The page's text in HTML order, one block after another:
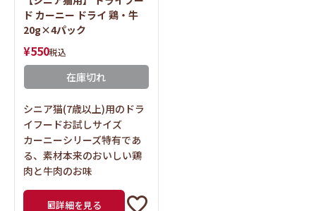
ド カーニー ドライ 鶏・牛
20g×4パック
¥550税込
在庫切れ
シニア猫(7歳以上)用のドラ
イフードお試しサイズ
カーニーシリーズ特有であ
る、素材本来のおいしい鶏
肉と牛肉のお味
詳細を見る